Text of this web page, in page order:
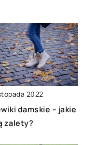
2022
damskie – jakie
zalety?